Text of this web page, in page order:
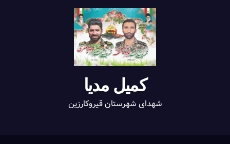
کمیل مدیا
شهدای شهرستان قیروکارزین